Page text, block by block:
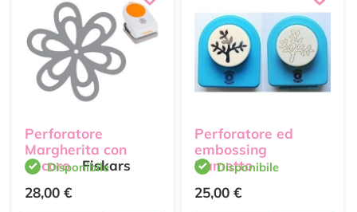
Perforatore
Margherita con
decoro Fiskars
Disponibile
28,00 €
Perforatore ed
embossing
Rametto
Disponibile
25,00 €